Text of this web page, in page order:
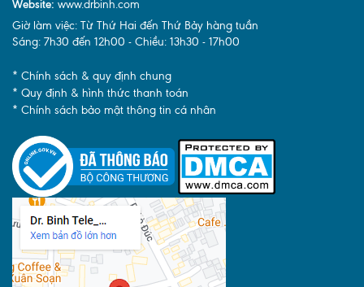
Website: www.drbinh.com
Giờ làm việc: Từ Thứ Hai đến Thứ Bảy hàng tuần
Sáng: 7h30 đến 12h00 - Chiều: 13h30 - 17h00
* Chính sách & quy định chung
* Quy định & hình thức thanh toán
* Chính sách bảo mật thông tin cá nhân